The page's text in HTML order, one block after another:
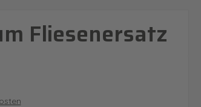
Fliesenersatz